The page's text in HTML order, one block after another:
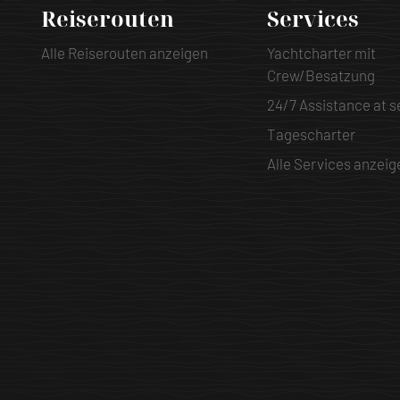
Reiserouten
Alle Reiserouten anzeigen
Services
Yachtcharter mit
Crew/Besatzung
24/7 Assistance at
Tagescharter
Alle Services